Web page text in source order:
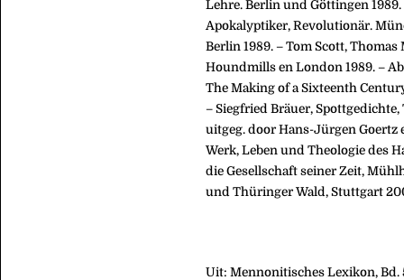
Lehre. Berlin und Göttingen
Apokalyptiker, Revolutionär.
Berlin 1989. – Tom Scott,
Houndmills en London 1989. –
The Making of a Sixteenth
– Siegfried Bräuer,
uitgeg. door Hans-Jürgen Goertz
Werk, Leben und Theologie des
die Gesellschaft seiner Zeit,
und Thüringer Wald, Stuttgart
Uit: Mennonitisches Lexikon, Bd.